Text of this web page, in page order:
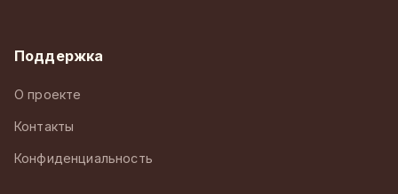
Поддержка
О проекте
Контакты
Конфиденциальность